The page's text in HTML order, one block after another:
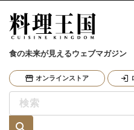
食の未来が見えるウェブマガジン
オンラインストア